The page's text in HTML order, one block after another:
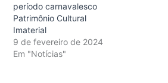
período carnavalesco
Patrimônio Cultural
Imaterial
9 de fevereiro de 2024
Em "Notícias"